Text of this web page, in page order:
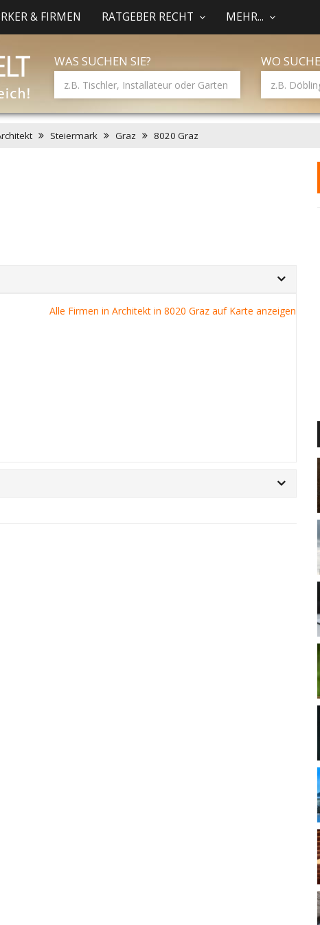
& FIRMEN RATGEBER RECHT MEHR...
WAS SUCHEN SIE? WO
Steiermark Graz 8020 Graz
Alle Firmen in Architekt in 8020 Graz auf Karte anzeigen